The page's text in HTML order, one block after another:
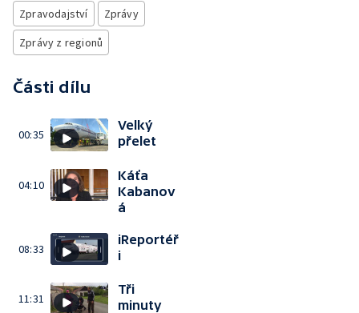
Zpravodajství
Zprávy
Zprávy z regionů
Části dílu
00:35
Velký
přelet
04:10
Káťa
Kabanov
á
08:33
iReportéř
i
11:31
Tři
minuty